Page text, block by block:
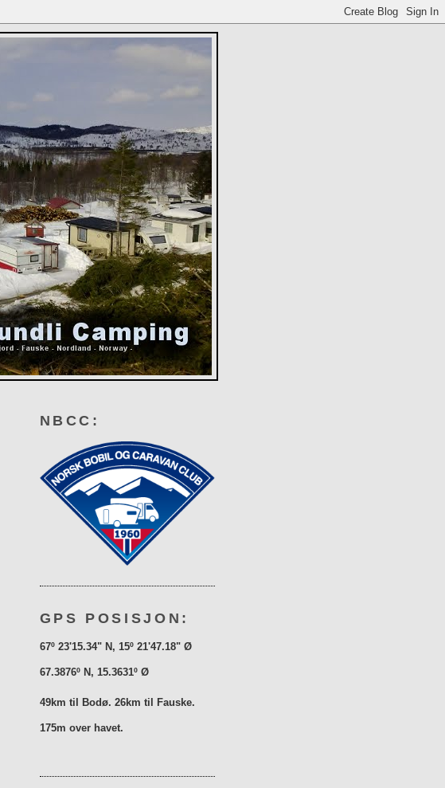
NBCC:
GPS POSISJON:
67º 23'15.34" N, 15º 21'47.18" Ø
67.3876º N, 15.3631º Ø
49km til Bodø. 26km til Fauske.
175m over havet.